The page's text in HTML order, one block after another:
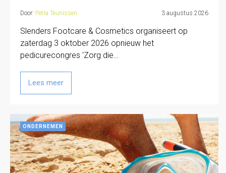
Door: Petra Teunissen 3 augustus 2026
Slenders Footcare & Cosmetics organiseert op
zaterdag 3 oktober 2026 opnieuw het
pedicurecongres 'Zorg die…
Lees meer
ONDERNEMEN